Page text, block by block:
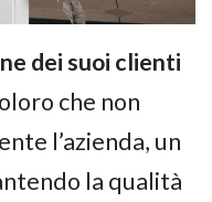
dei suoi clienti
che non
l’azienda, un
la qualità